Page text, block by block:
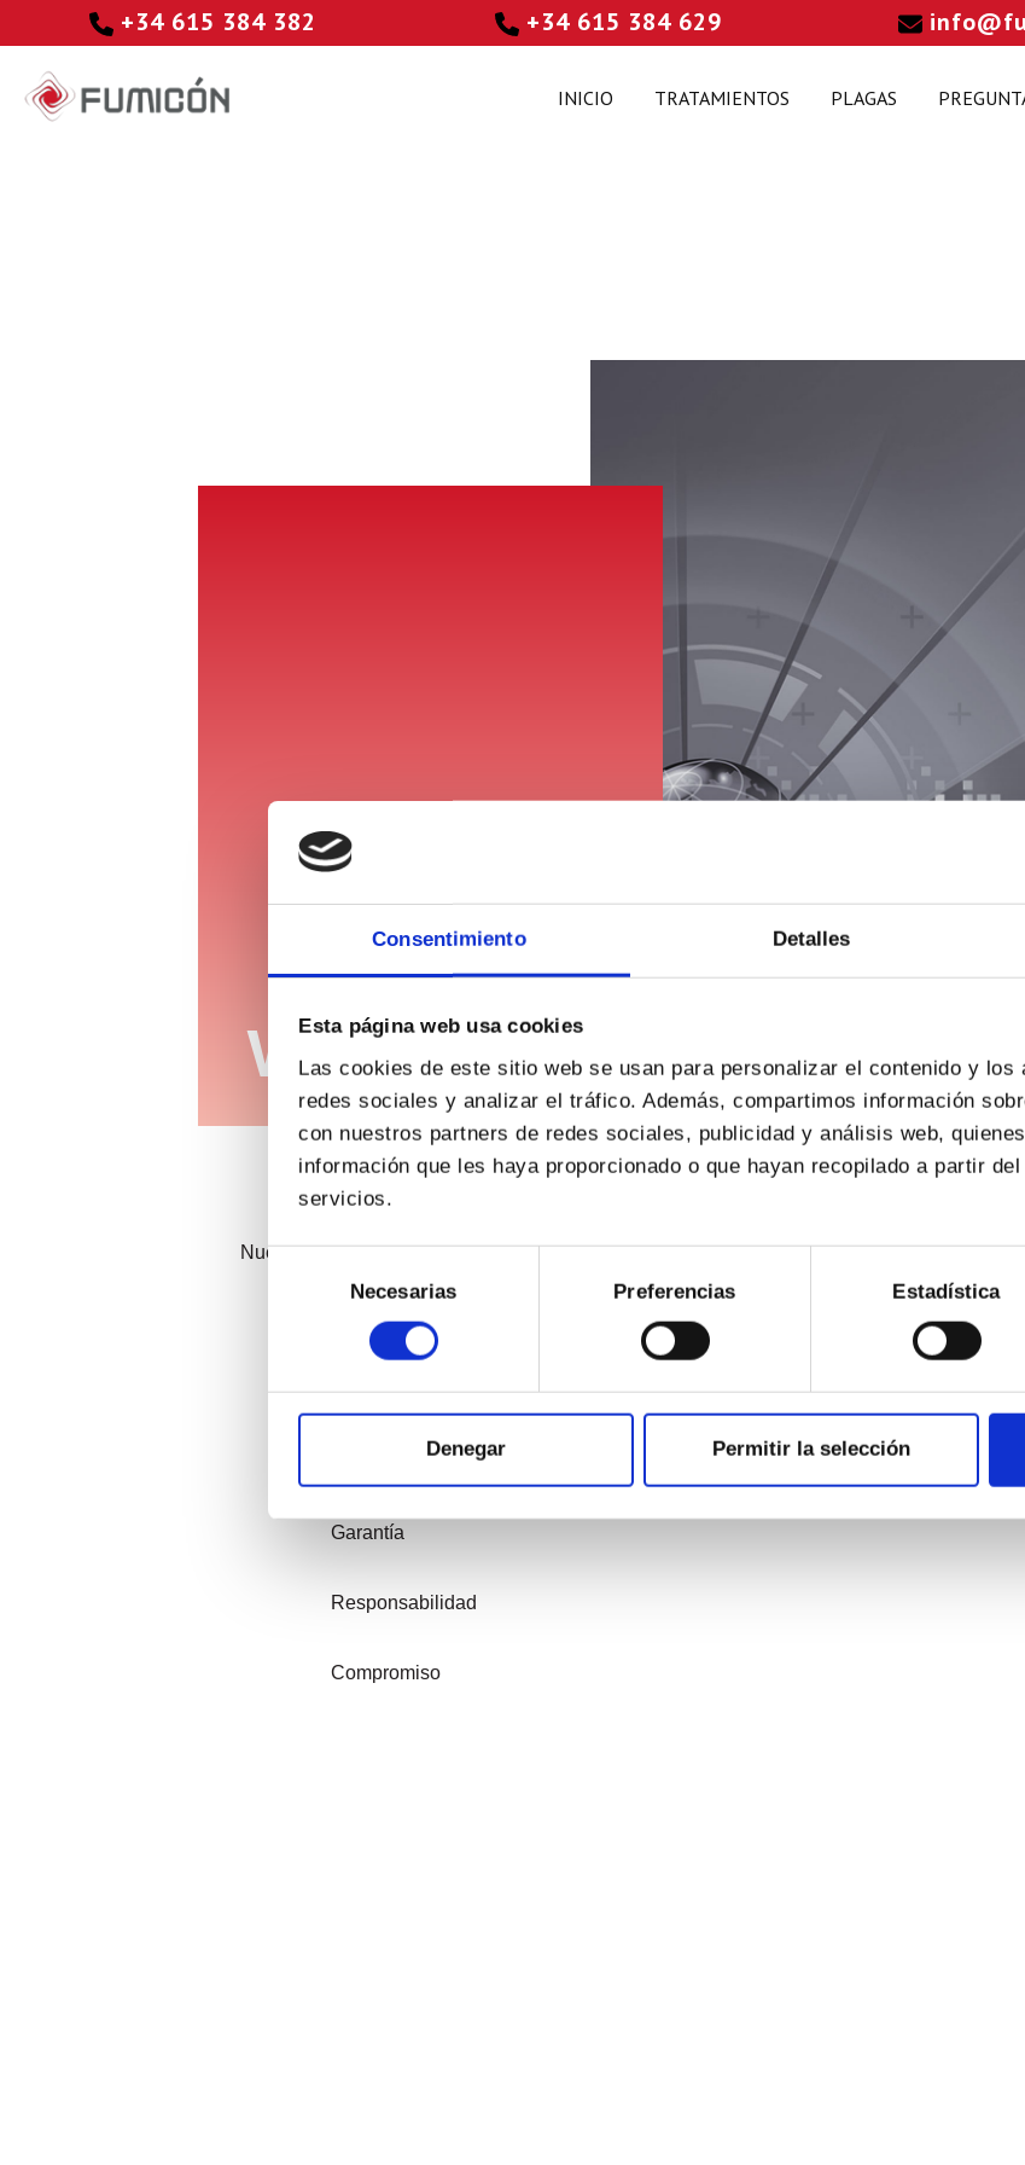
Consentimiento Detalles
Esta página web usa cookies
Las cookies de este sitio web se usan para personalizar el contenido y los
redes sociales y analizar el tráfico. Además, compartimos información
con nuestros partners de redes sociales, publicidad y análisis web,
información que les haya proporcionado o que hayan recopilado a partir
servicios.
Selección
consentimiento
Necesarias Preferencias Estadística
Denegar Permitir la selección
+34 615 384 382 +34 615 384 629
INICIO TRATAMIENTOS PLAGAS
VALORES
Nuestros principales valores son:
Calidad
Eficiencia
Garantía
Responsabilidad
Compromiso